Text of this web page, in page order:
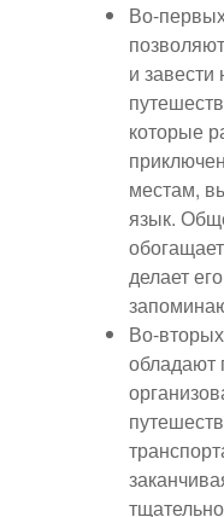
Во-
и
которые
местам,
язык.
делает
Во-